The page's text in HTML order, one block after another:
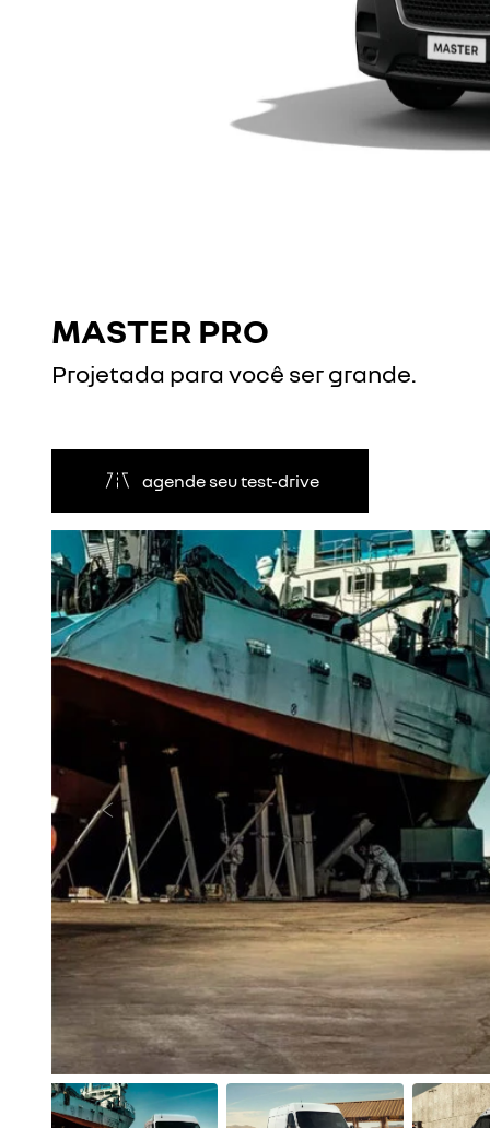
MASTER PRO
Projetada para você ser grande.
agende seu test-drive
Anterior